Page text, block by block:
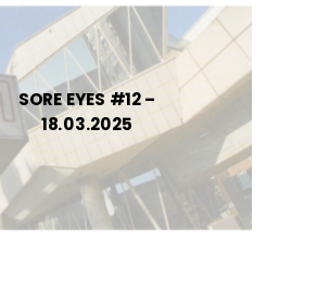
SORE EYES #12 –
18.03.2025